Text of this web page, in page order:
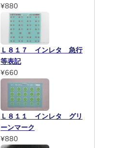
¥880
Ｌ８１７ インレタ 急行
等表記
¥660
Ｌ８１１ インレタ グリ
ーンマーク
¥880